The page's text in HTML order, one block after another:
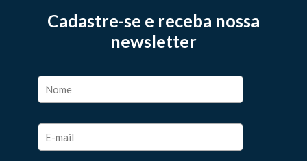
Cadastre-se e receba nossa
newsletter